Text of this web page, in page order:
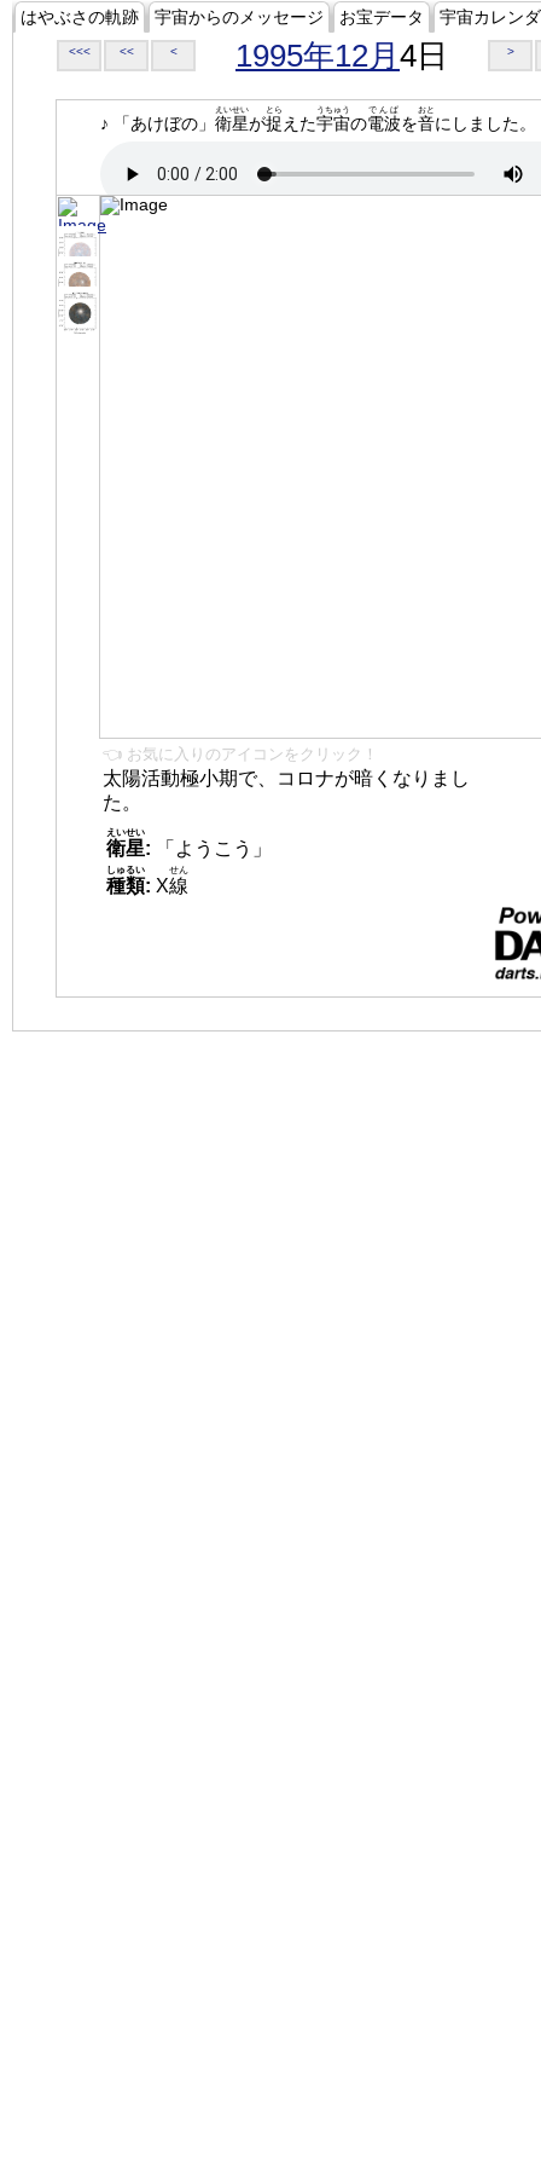
はやぶさの軌跡 宇宙からのメッセージ お宝データ 宇宙カレン
<<< << < 1995年12月 4日 >
♪ 「あけぼの」 衛星
えいせい
が捉
とら
えた宇宙
うちゅう
の電波
でんぱ
を音
おと
にしました。
👈 お気に入りのアイコンをクリック！
太陽活動極小期で、コロナが暗くなりまし
た。
衛星
えいせい
:
「ようこう」
種類
しゅるい
: X線
せん